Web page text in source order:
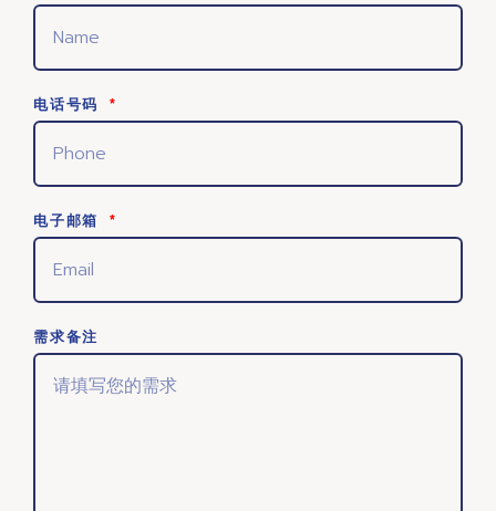
电话号码
电子邮箱
需求备注